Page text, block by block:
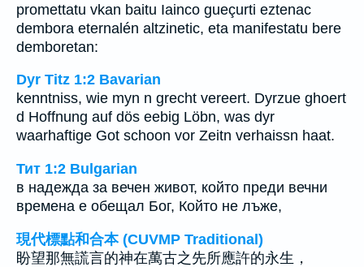
promettatu vkan baitu Iainco gueçurti eztenac
dembora eternalén altzinetic, eta manifestatu bere
demboretan:
Dyr Titz 1:2 Bavarian
kenntniss, wie myn n grecht vereert. Dyrzue ghoert
d Hoffnung auf dös eebig Löbn, was dyr
waarhaftige Got schoon vor Zeitn verhaissn haat.
Тит 1:2 Bulgarian
в надежда за вечен живот, който преди вечни
времена е обещал Бог, Който не лъже,
現代標點和合本 (CUVMP Traditional)
盼望那無謊言的神在萬古之先所應許的永生，